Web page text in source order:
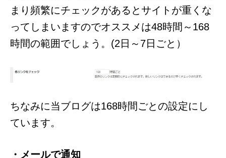
まり頻繁にチェックがあるとサイトが重くな
ってしまいますのでオススメは48時間～168
時間の範囲でしょう。(2日～7日ごと）
ちなみに当ブログは168時間ごとの設定にし
ています。
・メールで通知